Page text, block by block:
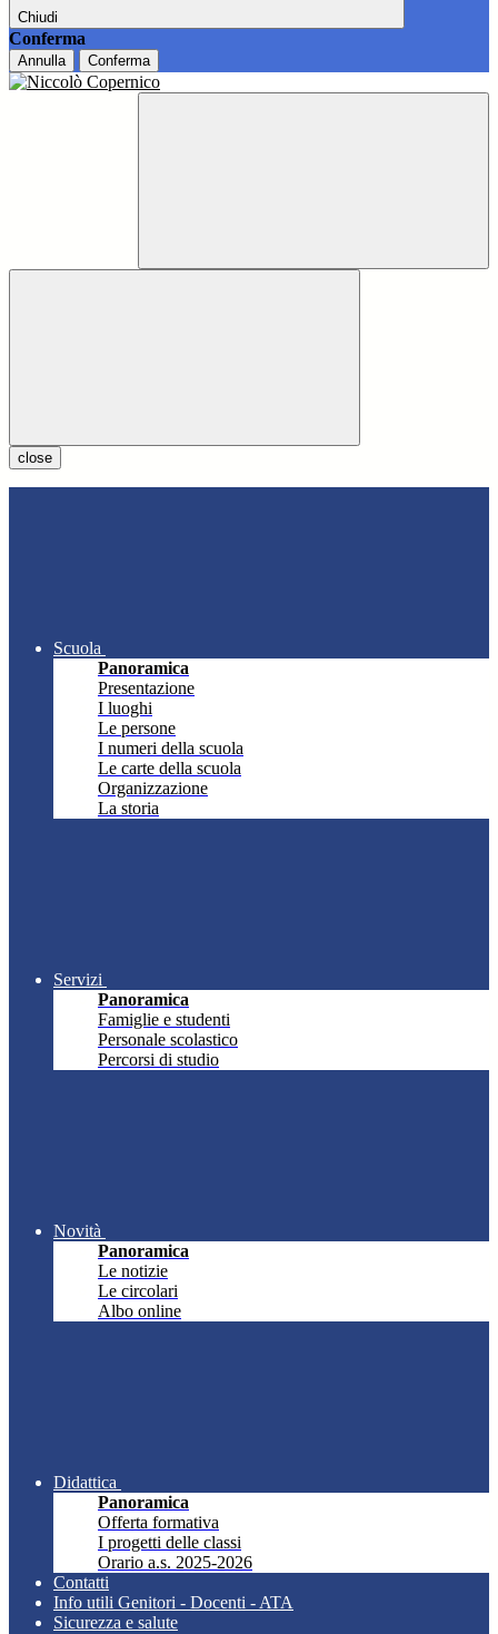
Chiudi
Conferma
Annulla Conferma
close
Scuola
Panoramica
Presentazione
I luoghi
Le persone
I numeri della scuola
Le carte della scuola
Organizzazione
La storia
Servizi
Panoramica
Famiglie e studenti
Personale scolastico
Percorsi di studio
Novità
Panoramica
Le notizie
Le circolari
Albo online
Didattica
Panoramica
Offerta formativa
I progetti delle classi
Orario a.s. 2025-2026
Contatti
Info utili Genitori - Docenti - ATA
Sicurezza e salute